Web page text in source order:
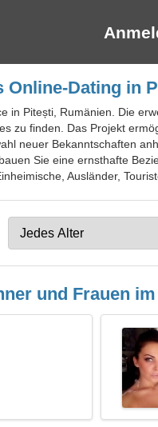
Online-Dating in
in Pitești, Rumänien. Die
zu finden. Das Projekt
neuer Bekanntschaften
Sie eine ernsthafte
Ausländer,
und Frauen